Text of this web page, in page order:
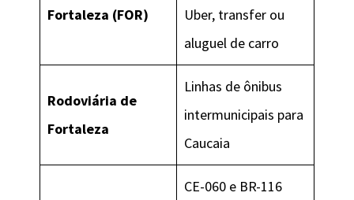
Fortaleza (FOR)
Uber, transfer ou
aluguel de carro
Rodoviária de
Fortaleza
Linhas de ônibus
intermunicipais para
Caucaia
CE-060 e BR-116